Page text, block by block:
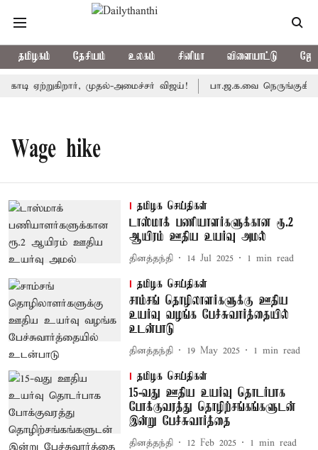
தமிழகம் தேசியம் உலகம் சினிமா விளையாட்டு
ஏற்றுகிறார், முதல்-அமைச்சர் விஜய்! பா.ஜ.க.வை
Wage hike
தமிழக செய்திகள்
டாஸ்மாக் பணியாளர்களுக்கான ரூ.2
ஆயிரம் ஊதிய உயர்வு அமல்
தினத்தந்தி 14 Jul 2025 1 min read
தமிழக செய்திகள்
சாம்சங் தொழிலாளர்களுக்கு ஊதிய
உயர்வு வழங்க பேச்சுவார்த்தையில்
உடன்பாடு
தினத்தந்தி 19 May 2025 1 min read
தமிழக செய்திகள்
15-வது ஊதிய உயர்வு தொடர்பாக
போக்குவரத்து தொழிற்சங்கங்களுடன்
இன்று பேச்சுவார்த்தை
தினத்தந்தி 12 Feb 2025 1 min read